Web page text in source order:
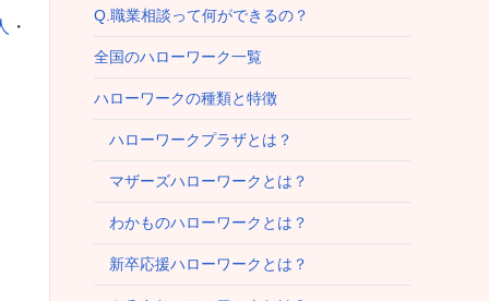
・
Q.職業相談って何ができるの？
全国のハローワーク一覧
ハローワークの種類と特徴
ハローワークプラザとは？
マザーズハローワークとは？
わかものハローワークとは？
新卒応援ハローワークとは？